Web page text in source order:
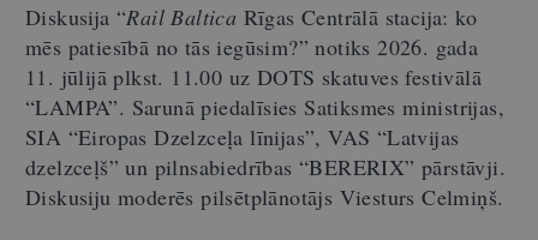
Diskusija “Rail Baltica Rīgas Centrālā stacija: ko
mēs patiesībā no tās iegūsim?” notiks 2026. gada
11. jūlijā plkst. 11.00 uz DOTS skatuves festivālā
“LAMPA”. Sarunā piedalīsies Satiksmes ministrijas,
SIA “Eiropas Dzelzceļa līnijas”, VAS “Latvijas
dzelzceļš” un pilnsabiedrības “BERERIX” pārstāvji.
Diskusiju moderēs pilsētplānotājs Viesturs Celmiņš.